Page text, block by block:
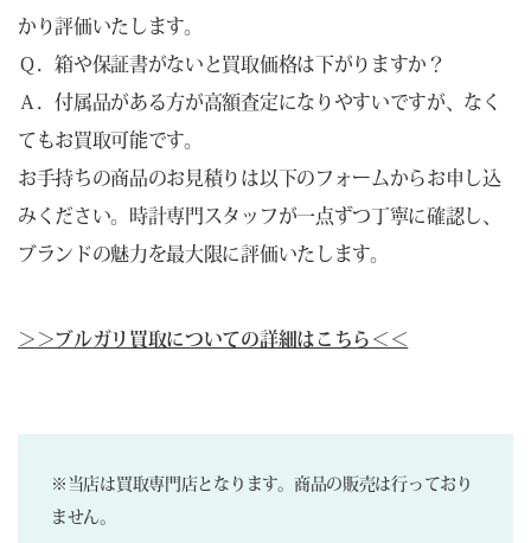
かり評価いたします。
Ｑ．箱や保証書がないと買取価格は下がりますか？
Ａ．付属品がある方が高額査定になりやすいですが、なく
てもお買取可能です。
お手持ちの商品のお見積りは以下のフォームからお申し込
みください。時計専門スタッフが一点ずつ丁寧に確認し、
ブランドの魅力を最大限に評価いたします。
＞＞ブルガリ買取についての詳細はこちら＜＜
※当店は買取専門店となります。商品の販売は行っており
ません。